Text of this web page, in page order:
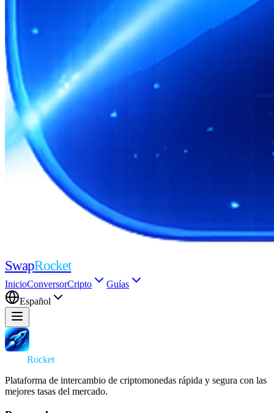
SwapRocket
InicioConversorCripto
Guías
Español
Rocket
Plataforma de intercambio de criptomonedas rápida y segura con las
mejores tasas del mercado.